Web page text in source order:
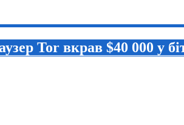
Tor вкрав $40 000 у